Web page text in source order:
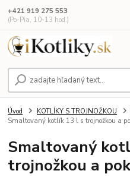
+421 919 275 553
(Po-Pia, 10-13 hod.)
Úvod KOTLÍKY S TROJNOŽKOU
Smaltovaný kotlík 13 l s trojnožkou a
Smaltovaný
trojnožkou a